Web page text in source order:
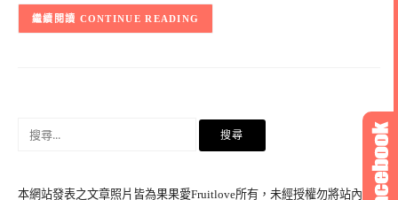
CONTINUE READING
本網站發表之文章照片皆為果果愛Fruitlove所有，未經授權勿將站內之